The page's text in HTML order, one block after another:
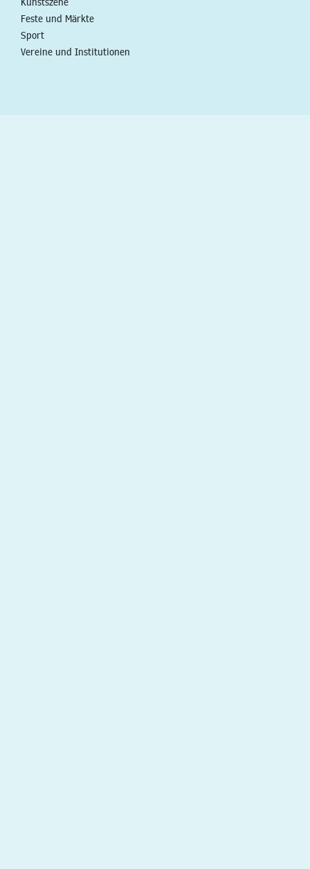
Feste und Märkte
Sport
Vereine und Institutionen